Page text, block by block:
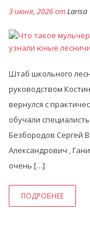
3 июня, 2026 отLarisa
Штаб школьного
руководством
вернулся с
обучали
Безбородов Сергей
Александрович ,
очень […]
ПОДРОБНЕЕ